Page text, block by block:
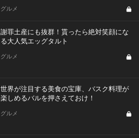
グルメ
謝罪土産にも抜群！貰ったら絶対笑顔にな
る大人気エッグタルト
グルメ
世界が注目する美食の宝庫、バスク料理が
楽しめるバルを押さえておけ！
グルメ